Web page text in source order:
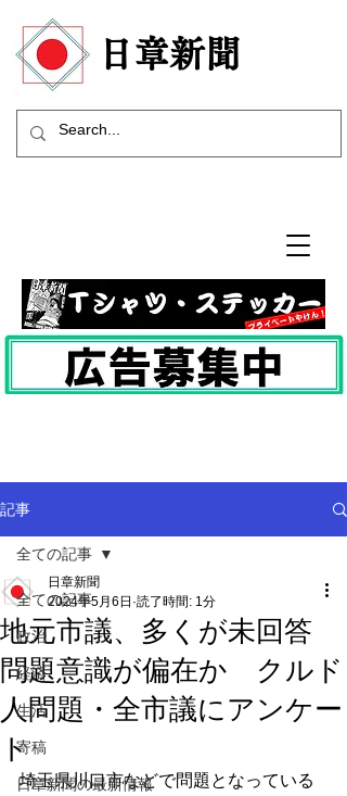
​日章新聞
記事
全ての記事
政治
経済
生活
寄稿
日章新聞の最新情報
全ての記事
地元市議、多くが未回答
問題意識が偏在か クルド
人問題・全市議にアンケー
ト
日章新聞
2024年5月6日 読了時間: 1分
埼玉県川口市などで問題となっている